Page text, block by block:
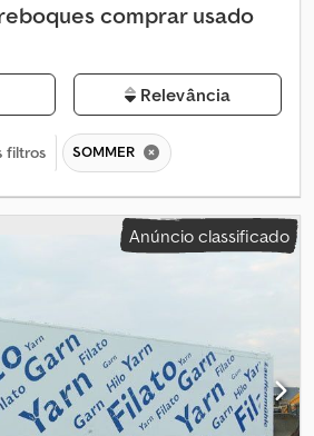
comprar usado
Relevância
filtros SOMMER
Anúncio classificado